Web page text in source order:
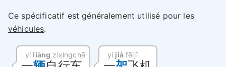
Ce spécificatif est généralement utilisé pour les
véhicules.
yí liàng zìxíngchē yí jiàfēijī